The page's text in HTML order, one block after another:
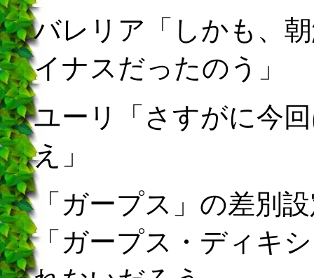
バレリア「しかも、
イナスだったのう」
ユーリ「さすがに今
え」
「ガープス」の差別
「ガープス・ディキ